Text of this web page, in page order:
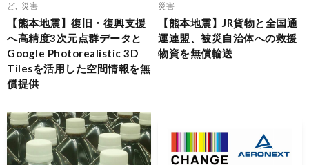
ど
災害
【熊本地震】復旧・復興支援
へ高精度3次元点群データと
Google Photorealistic 3D
Tilesを活用した空間情報を無
償提供
災害
【熊本地震】JR貨物と全国通
運連盟、被災自治体への救援
物資を無償輸送